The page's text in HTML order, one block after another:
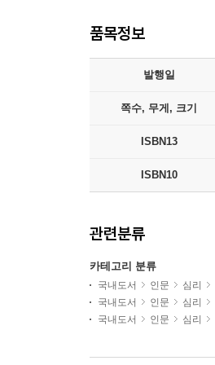
품목정보
발행일
쪽수, 무게, 크기
ISBN13
ISBN10
관련분류
카테고리 분류
국내도서 인문 심리
국내도서
인문 심리
국내도서
인문 심리